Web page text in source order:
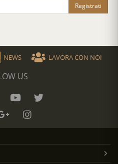
Registrati
NEWS LAVORA CON NOI
US